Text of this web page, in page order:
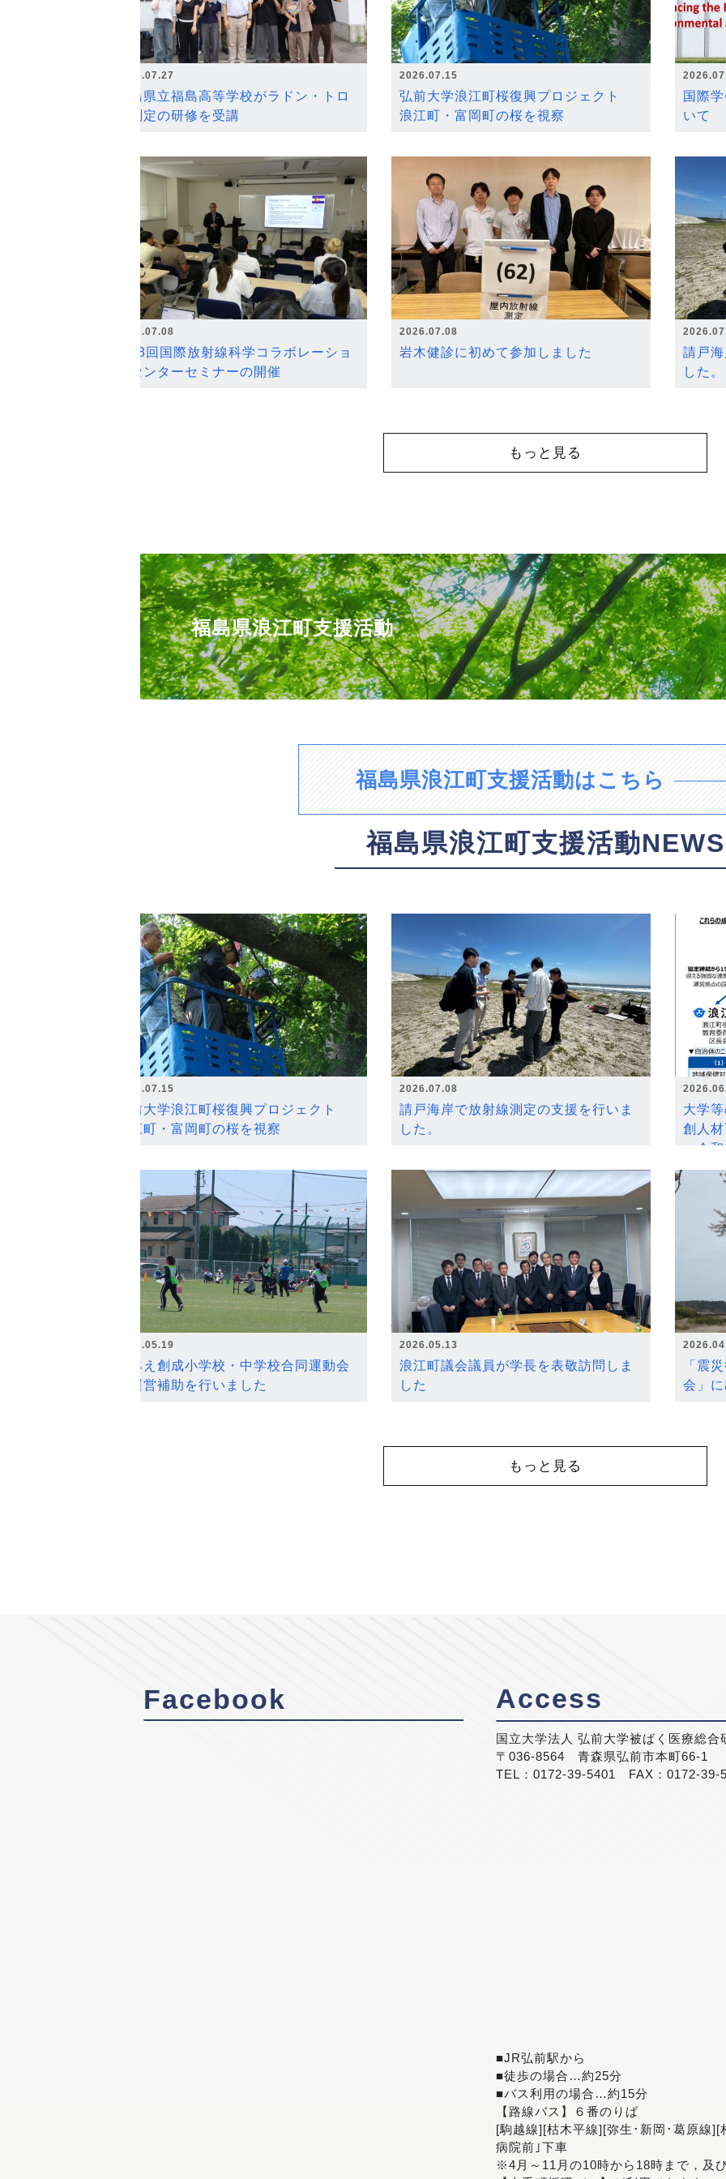
2026.07.27
福島県立福島高等学校がラドン・トロ
ン測定の研修を受講
2026.07.15
弘前大学浪江町桜復興プロジェクト
浪江町・富岡町の桜を視察
国際
いて
2026.07.08
第18回国際放射線科学コラボレーショ
ンセンターセミナーの開催
2026.07.08
岩木健診に初めて参加しました
請戸
した。
もっと見る
福島県浪江町支援活動
福島県浪江町支援活動はこちら
福島県浪江町支援活動NEWS
2026.07.15
弘前大学浪江町桜復興プロジェクト
浪江町・富岡町の桜を視察
2026.07.08
請戸海岸で放射線測定の支援を行いま
した。
大学
創人
～令
2026.05.19
なみえ創成小学校・中学校合同運動会
の運営補助を行いました
2026.05.13
浪江町議会議員が学長を表敬訪問しま
した
「震
会」
もっと見る
Facebook Access
国立大学法人 弘前大学被ばく医療総合
〒036-8564 青森県弘前市本町66-1
TEL：0172-39-5401 FAX：0172-39-
■JR弘前駅から
■徒歩の場合…約25分
■バス利用の場合…約15分
【路線バス】６番のりば
[駒越線][枯木平線][弥生･新岡･葛原線
病院前｣下車
※4月～11月の10時から18時まで，及